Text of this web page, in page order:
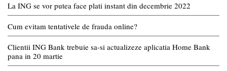
La ING se vor putea face plati instant din decembrie 2022
Cum evitam tentativele de frauda online?
Clientii ING Bank trebuie sa-si actualizeze aplicatia Home Bank
pana in 20 martie